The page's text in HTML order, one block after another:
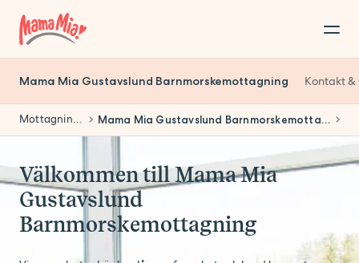
Mama Mia Gustavslund Barnmorskemottagning Kontakt
Mottagningar Mama Mia Gustavslund Barnmorskemottagning
Välkommen till Mama Mia
Gustavslund
Barnmorskemottagning